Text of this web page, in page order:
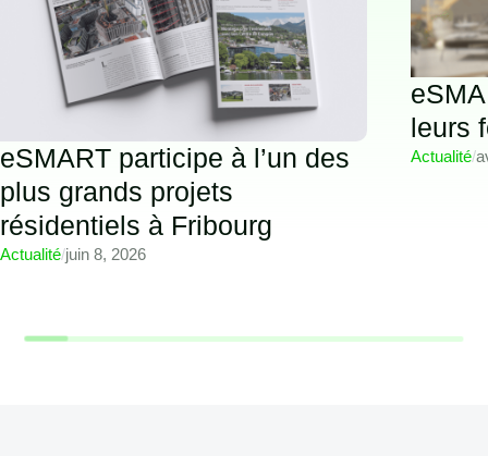
eSMART participe à l’un des
plus grands projets
résidentiels à Fribourg
Actualité/juin 8, 2026
leurs
Actualité/